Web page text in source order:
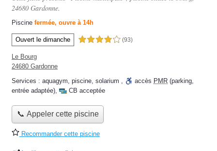
24680 Gardonne.
Piscine fermée, ouvre à 14h
Ouvert le dimanche 4,0 étoiles sur 5 (93)
Le Bourg
24680 Gardonne
Services : aquagym, piscine, solarium , accès PMR (parking,
entrée adaptée), CB acceptée
📞 Appeler cette piscine
Recommander cette piscine